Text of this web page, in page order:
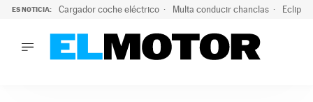
ES NOTICIA: Cargador coche eléctrico Multa conducir chanclas